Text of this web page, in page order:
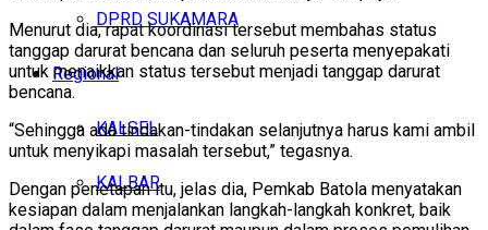
DPRD SUKAMARA
Regional
KALSEL
KALBAR
Menurut dia, rapat koordinasi tersebut membahas status
tanggap darurat bencana dan seluruh peserta menyepakati
untuk menaikkan status tersebut menjadi tanggap darurat
bencana.
“Sehingga ada tindakan-tindakan selanjutnya harus kami ambil
untuk menyikapi masalah tersebut,” tegasnya.
Dengan penetapan itu, jelas dia, Pemkab Batola menyatakan
kesiapan dalam menjalankan langkah-langkah konkret, baik